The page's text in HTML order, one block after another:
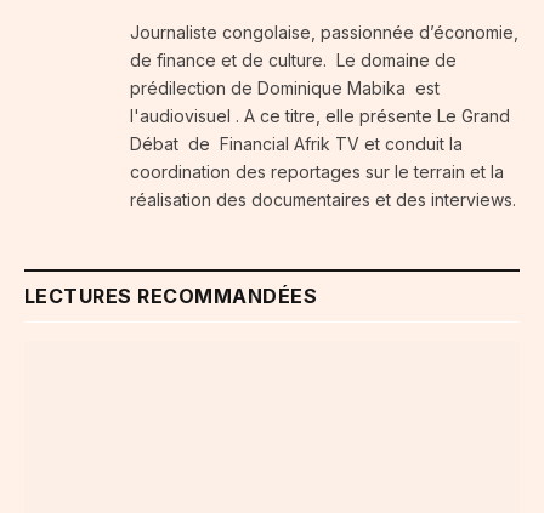
Journaliste congolaise, passionnée d’économie,
de finance et de culture. Le domaine de
prédilection de Dominique Mabika est
l'audiovisuel . A ce titre, elle présente Le Grand
Débat de Financial Afrik TV et conduit la
coordination des reportages sur le terrain et la
réalisation des documentaires et des interviews.
LECTURES RECOMMANDÉES